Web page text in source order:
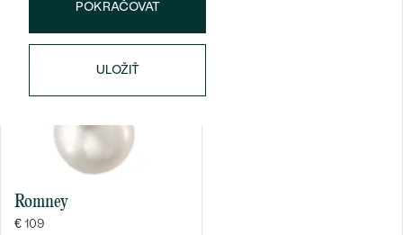
Bestsellery
PÔVOD:
Vytvorený v laboratóriu
POKRAČOVAT
ULOŽIŤ
Romney
€ 109